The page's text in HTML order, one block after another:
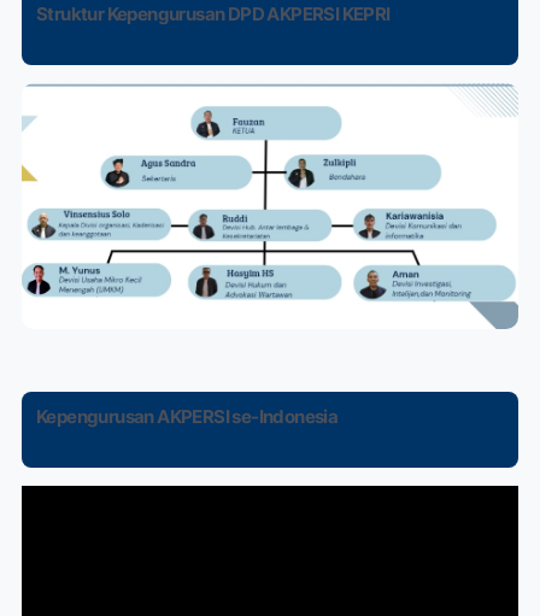
Struktur Kepengurusan DPD AKPERSI KEPRI
Kepengurusan AKPERSI se-Indonesia